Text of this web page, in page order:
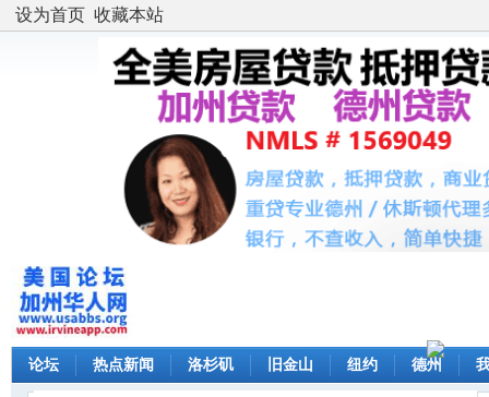
设为首页 收藏本站
论坛 热点新闻 洛杉矶 旧金山 纽约 德州